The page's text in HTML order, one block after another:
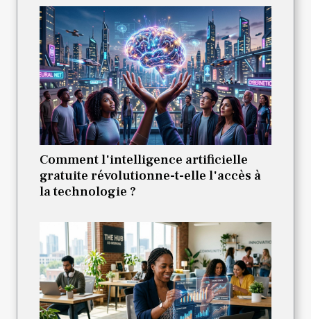
Comment l'intelligence artificielle
gratuite révolutionne-t-elle l'accès à
la technologie ?